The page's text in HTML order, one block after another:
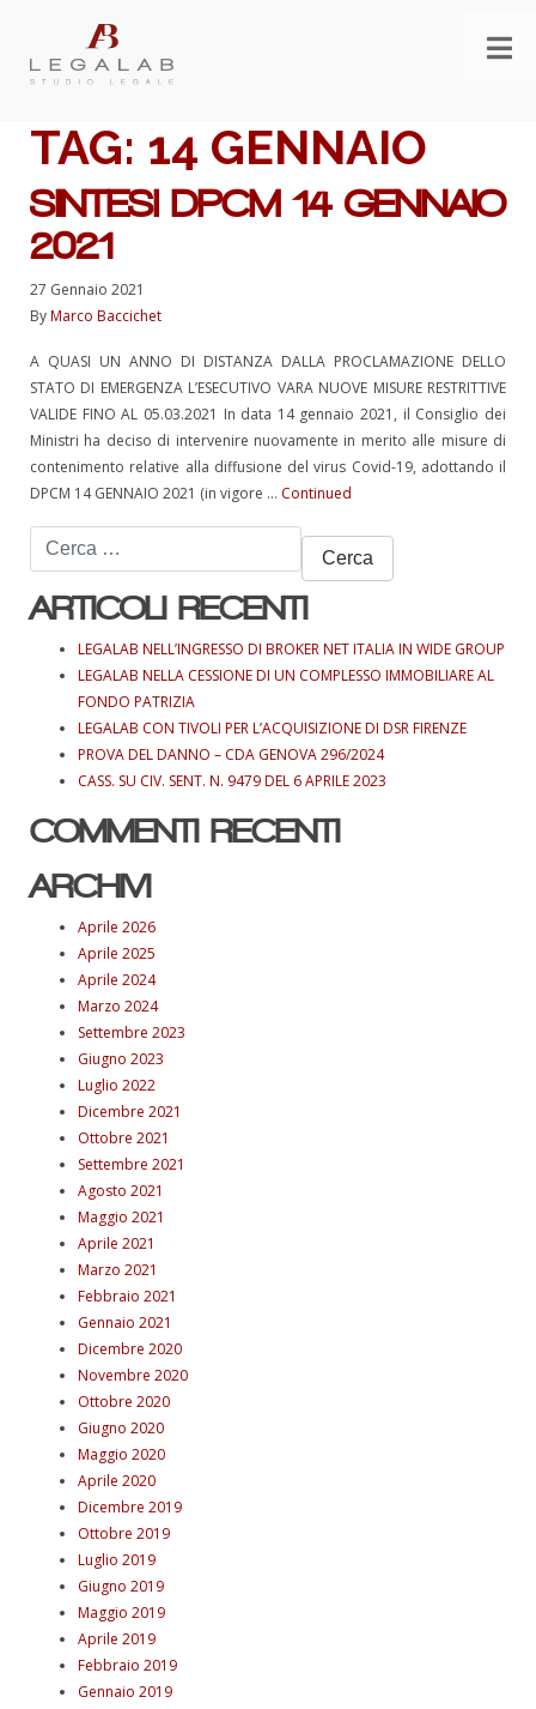
TAG: 14 GENNAIO
SINTESI DPCM 14 GENNAIO
2021
27 Gennaio 2021
ByMarco Baccichet
A QUASI UN ANNO DI DISTANZA DALLA PROCLAMAZIONE DELLO
STATO DI EMERGENZA L’ESECUTIVO VARA NUOVE MISURE RESTRITTIVE
VALIDE FINO AL 05.03.2021 In data 14 gennaio 2021, il Consiglio dei
Ministri ha deciso di intervenire nuovamente in merito alle misure di
contenimento relative alla diffusione del virus Covid-19, adottando il
DPCM 14 GENNAIO 2021 (in vigore … Continued
Ricerca
per:
ARTICOLI RECENTI
LEGALAB NELL’INGRESSO DI BROKER NET ITALIA IN WIDE GROUP
LEGALAB NELLA CESSIONE DI UN COMPLESSO IMMOBILIARE AL
FONDO PATRIZIA
LEGALAB CON TIVOLI PER L’ACQUISIZIONE DI DSR FIRENZE
PROVA DEL DANNO – CDA GENOVA 296/2024
CASS. SU CIV. SENT. N. 9479 DEL 6 APRILE 2023
COMMENTI RECENTI
ARCHIVI
Aprile 2026
Aprile 2025
Aprile 2024
Marzo 2024
Settembre 2023
Giugno 2023
Luglio 2022
Dicembre 2021
Ottobre 2021
Settembre 2021
Agosto 2021
Maggio 2021
Aprile 2021
Marzo 2021
Febbraio 2021
Gennaio 2021
Dicembre 2020
Novembre 2020
Ottobre 2020
Giugno 2020
Maggio 2020
Aprile 2020
Dicembre 2019
Ottobre 2019
Luglio 2019
Giugno 2019
Maggio 2019
Aprile 2019
Febbraio 2019
Gennaio 2019